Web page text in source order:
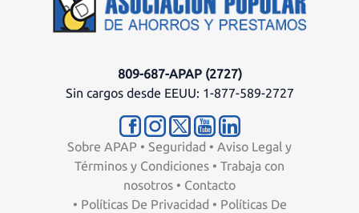
809-687-APAP (2727)
Sin cargos desde EEUU: 1-877-589-2727
Sobre APAP • Seguridad • Aviso Legal y
Términos y Condiciones • Trabaja con
nosotros • Contacto
• Políticas De Privacidad • Políticas De